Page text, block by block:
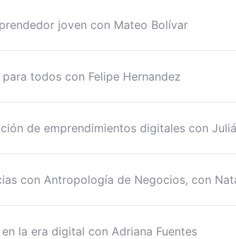
joven con Mateo Bolívar
todos con Felipe Hernandez
de emprendimientos digitales con
con Antropología de Negocios, con
la era digital con Adriana Fuentes